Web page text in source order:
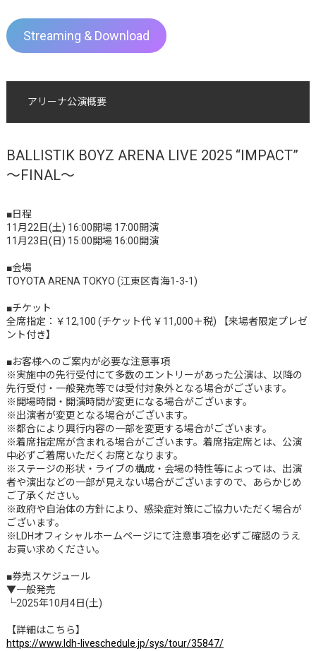
Streaming & Download
アリーナ公演概要
BALLISTIK BOYZ ARENA LIVE 2025 “IMPACT”
～FINAL～
■日程
11月22日(土) 16:00開場 17:00開演
11月23日(日) 15:00開場 16:00開演
■会場
TOYOTA ARENA TOKYO (江東区青海1-3-1)
■チケット
全席指定：￥12,100 (チケット代 ￥11,000＋税) 【来場者限定プレゼ
ント付き】
■お客様へのご案内が必要な注意事項
※実施中の先行受付にて多数のエントリーがあった公演は、以降の
先行受付・一般発売等では受付対象外となる場合がございます。
※開場時間・開演時間が変更になる場合がございます。
※出演者が変更となる場合がございます。
※都合により興行内容の一部を変更する場合がございます。
※着席指定席が含まれる場合がございます。着席指定席とは、公演
中必ずご着席いただくお席となります。
※ステージの形状・ライブの構成・会場の特性等によっては、出演
者や演出などの一部が見えない場合がございますので、あらかじめ
ご了承ください。
※政府や自治体の方針により、感染症対策にご協力いただく場合が
ございます。
※LDHオフィシャルホームページにて注意事項を必ずご確認のうえ
お買い求めください。
■券売スケジュール
▼一般発売
└2025年10月4日(土)
【詳細はこちら】
https://www.ldh-liveschedule.jp/sys/tour/35847/